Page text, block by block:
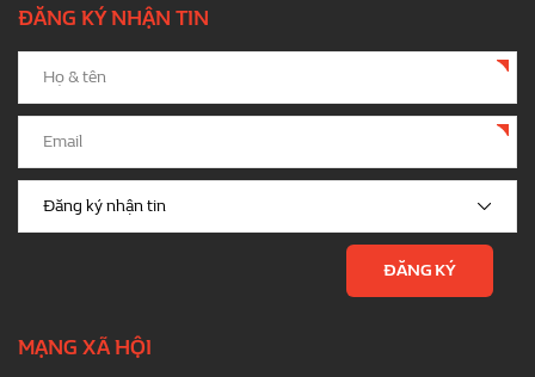
ĐĂNG KÝ NHẬN TIN
MẠNG XÃ HỘI